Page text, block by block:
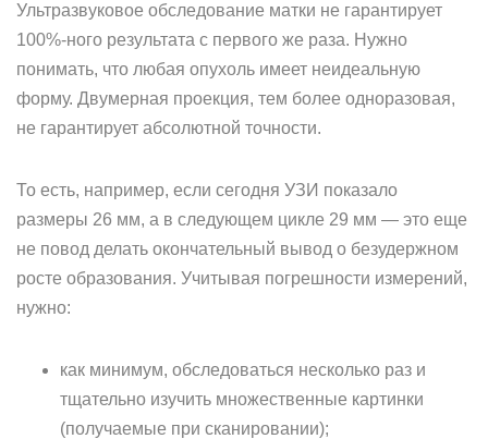
Ультразвуковое обследование матки не гарантирует
100%-ного результата с первого же раза. Нужно
понимать, что любая опухоль имеет неидеальную
форму. Двумерная проекция, тем более одноразовая,
не гарантирует абсолютной точности.
То есть, например, если сегодня УЗИ показало
размеры 26 мм, а в следующем цикле 29 мм — это еще
не повод делать окончательный вывод о безудержном
росте образования. Учитывая погрешности измерений,
нужно:
как минимум, обследоваться несколько раз и
тщательно изучить множественные картинки
(получаемые при сканировании);